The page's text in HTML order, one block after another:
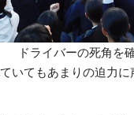
ドライバーの死角を
いてもあまりの迫力